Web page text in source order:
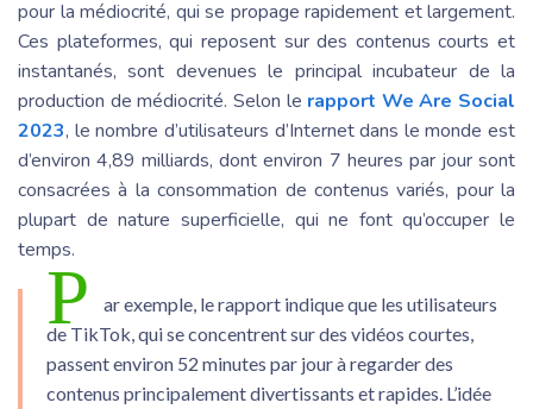
pour la médiocrité, qui se propage rapidement et largement.
Ces plateformes, qui reposent sur des contenus courts et
instantanés, sont devenues le principal incubateur de la
production de médiocrité. Selon le rapport We Are Social
2023, le nombre d’utilisateurs d’Internet dans le monde est
d’environ 4,89 milliards, dont environ 7 heures par jour sont
consacrées à la consommation de contenus variés, pour la
plupart de nature superficielle, qui ne font qu’occuper le
temps.
P
ar exemple, le rapport indique que les utilisateurs
de TikTok, qui se concentrent sur des vidéos courtes,
passent environ 52 minutes par jour à regarder des
contenus principalement divertissants et rapides. L’idée